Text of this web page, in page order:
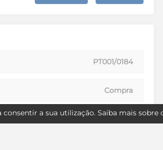
consentir a sua utilização. Saiba mais sobre
PT001/0184
Compra